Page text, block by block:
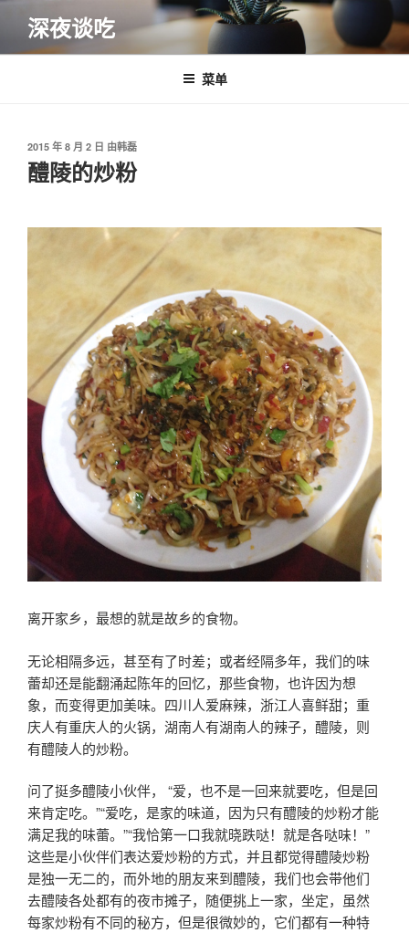
内
深夜谈吃
菜单
发
布
于
2015 年 8 月 2 日 由韩磊
醴陵的炒粉
离开家乡，最想的就是故乡的食物。
无论相隔多远，甚至有了时差；或者经隔多年，我们的味
蕾却还是能翻涌起陈年的回忆，那些食物，也许因为想
象，而变得更加美味。四川人爱麻辣，浙江人喜鲜甜；重
庆人有重庆人的火锅，湖南人有湖南人的辣子，醴陵，则
有醴陵人的炒粉。
问了挺多醴陵小伙伴， “爱，也不是一回来就要吃，但是回
来肯定吃。”“爱吃，是家的味道，因为只有醴陵的炒粉才能
满足我的味蕾。”“我恰第一口我就晓跌哒！就是各哒味！”
这些是小伙伴们表达爱炒粉的方式，并且都觉得醴陵炒粉
是独一无二的，而外地的朋友来到醴陵，我们也会带他们
去醴陵各处都有的夜市摊子，随便挑上一家，坐定，虽然
每家炒粉有不同的秘方，但是很微妙的，它们都有一种特